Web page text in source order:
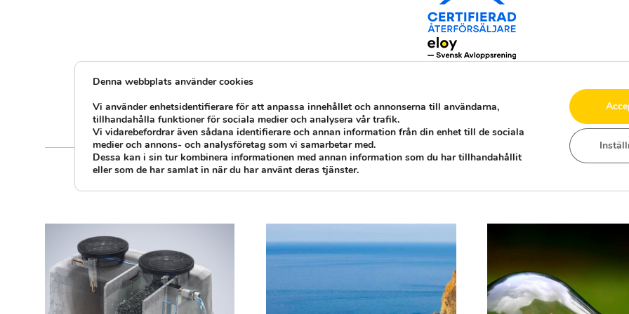
Denna webbplats använder cookies
Vi använder enhetsidentifierare för att anpassa innehållet och annonserna till användarna,
tillhandahålla funktioner för sociala medier och analysera vår trafik.
Vi vidarebefordrar även sådana identifierare och annan information från din enhet till de sociala
medier och annons- och analysföretag som vi samarbetar med.
Dessa kan i sin tur kombinera informationen med annan information som du har tillhandahållit
eller som de har samlat in när du har använt deras tjänster.